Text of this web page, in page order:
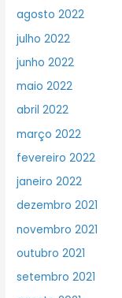
agosto 2022
julho 2022
junho 2022
maio 2022
abril 2022
março 2022
fevereiro 2022
janeiro 2022
dezembro 2021
novembro 2021
outubro 2021
setembro 2021